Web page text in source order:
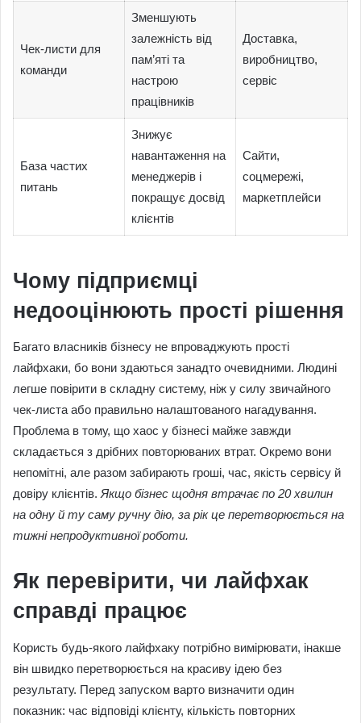
Чек-листи для
команди
Зменшують
залежність від
пам’яті та
настрою
працівників
Доставка,
виробництво,
сервіс
База частих
питань
Знижує
навантаження на
менеджерів і
покращує досвід
клієнтів
Сайти,
соцмережі,
маркетплейси
Чому підприємці
недооцінюють прості рішення
Багато власників бізнесу не впроваджують прості
лайфхаки, бо вони здаються занадто очевидними. Людині
легше повірити в складну систему, ніж у силу звичайного
чек-листа або правильно налаштованого нагадування.
Проблема в тому, що хаос у бізнесі майже завжди
складається з дрібних повторюваних втрат. Окремо вони
непомітні, але разом забирають гроші, час, якість сервісу й
довіру клієнтів. Якщо бізнес щодня втрачає по 20 хвилин
на одну й ту саму ручну дію, за рік це перетворюється на
тижні непродуктивної роботи.
Як перевірити, чи лайфхак
справді працює
Користь будь-якого лайфхаку потрібно вимірювати, інакше
він швидко перетворюється на красиву ідею без
результату. Перед запуском варто визначити один
показник: час відповіді клієнту, кількість повторних